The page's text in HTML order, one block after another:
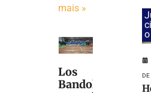
mais »
Los
Bandoleiros
o